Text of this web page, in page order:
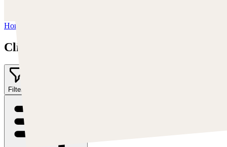
Home
Clint Cearley
Filter